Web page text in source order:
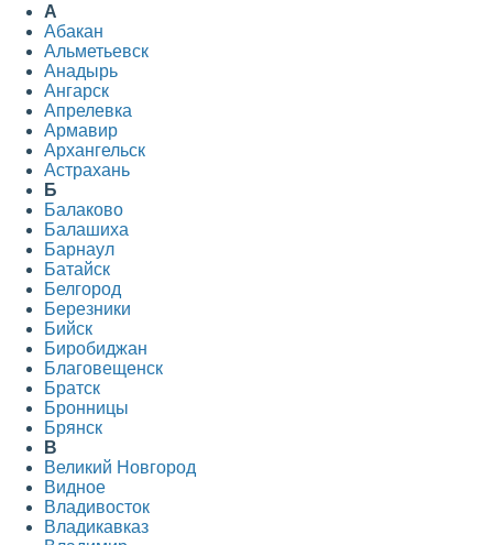
А
Абакан
Альметьевск
Анадырь
Ангарск
Апрелевка
Армавир
Архангельск
Астрахань
Б
Балаково
Балашиха
Барнаул
Батайск
Белгород
Березники
Бийск
Биробиджан
Благовещенск
Братск
Бронницы
Брянск
В
Великий Новгород
Видное
Владивосток
Владикавказ